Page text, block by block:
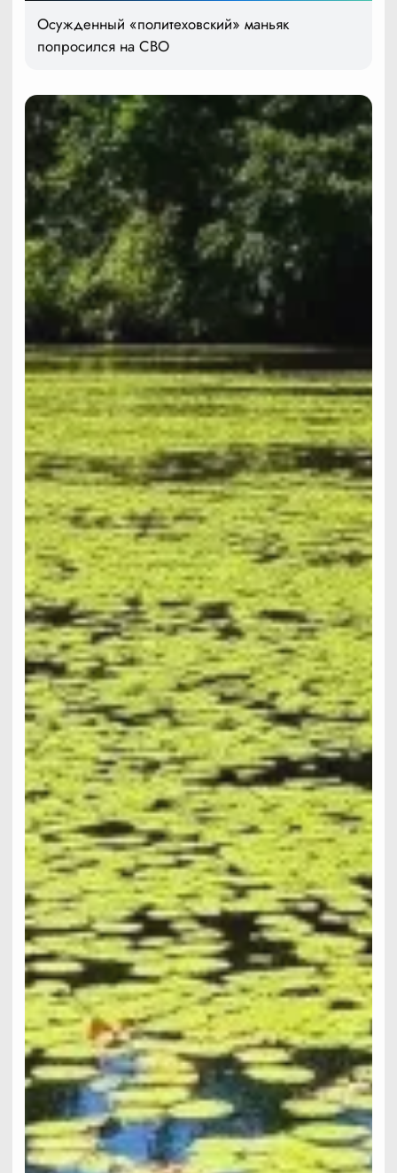
Осужденный «политеховский» маньяк
попросился на СВО